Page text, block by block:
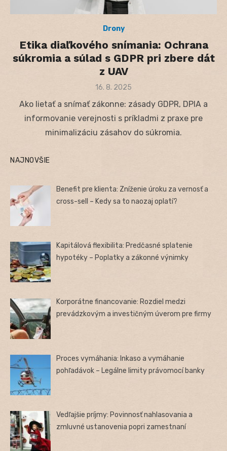
Drony
Etika diaľkového snímania: Ochrana
súkromia a súlad s GDPR pri zbere dát
z UAV
Posted
16. 8. 2025
Ako lietať a snímať zákonne: zásady GDPR, DPIA a
informovanie verejnosti s príkladmi z praxe pre
minimalizáciu zásahov do súkromia.
NAJNOVŠIE
Benefit pre klienta: Zníženie úroku za vernosť a
cross-sell – Kedy sa to naozaj oplatí?
Kapitálová flexibilita: Predčasné splatenie
hypotéky – Poplatky a zákonné výnimky
Korporátne financovanie: Rozdiel medzi
prevádzkovým a investičným úverom pre firmy
Proces vymáhania: Inkaso a vymáhanie
pohľadávok – Legálne limity právomocí banky
Vedľajšie príjmy: Povinnosť nahlasovania a
zmluvné ustanovenia popri zamestnaní